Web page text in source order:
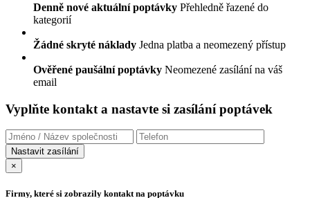
Denně nové aktuální poptávky Přehledně řazené do
kategorií
Žádné skryté náklady Jedna platba a neomezený přístup
Ověřené paušální poptávky Neomezené zasílání na váš
email
Vyplňte kontakt a nastavte si zasílání poptávek
×
Firmy, které si zobrazily kontakt na poptávku